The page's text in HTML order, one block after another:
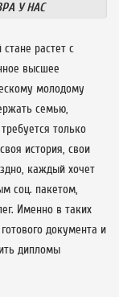
У НАС
растет с
высшее
молодому
семью,
только
история, свои
каждый хочет
соц. пакетом,
Именно в таких
документа и
дипломы